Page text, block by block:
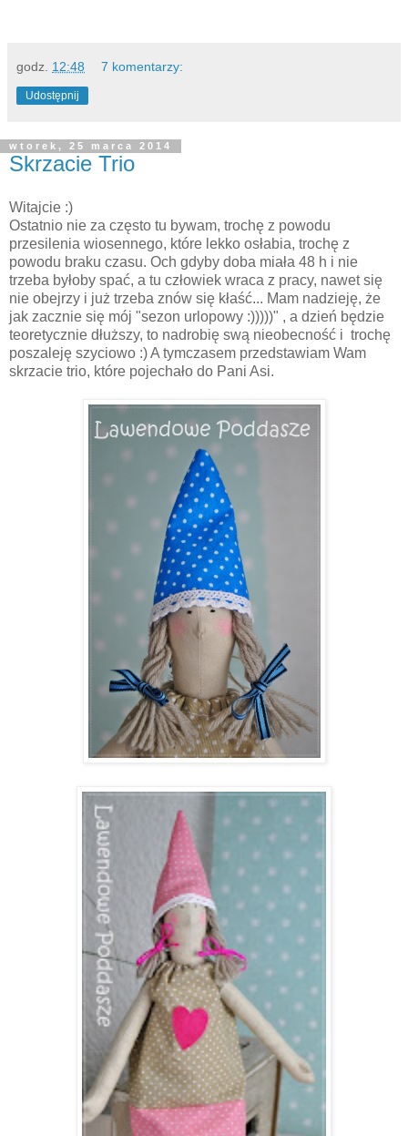
godz. 12:48 7 komentarzy:
Udostępnij
wtorek, 25 marca 2014
Skrzacie Trio
Witajcie :)
Ostatnio nie za często tu bywam, trochę z powodu
przesilenia wiosennego, które lekko osłabia, trochę z
powodu braku czasu. Och gdyby doba miała 48 h i nie
trzeba byłoby spać, a tu człowiek wraca z pracy, nawet się
nie obejrzy i już trzeba znów się kłaść... Mam nadzieję, że
jak zacznie się mój "sezon urlopowy :)))))" , a dzień będzie
teoretycznie dłuższy, to nadrobię swą nieobecność i trochę
poszaleję szyciowo :) A tymczasem przedstawiam Wam
skrzacie trio, które pojechało do Pani Asi.